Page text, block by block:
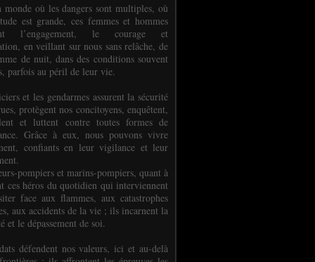
monde où les dangers sont multiples, où
est grande, ces femmes et hommes
l’engagement, le courage et
en veillant sur nous sans relâche, de
de nuit, dans des conditions souvent
parfois au péril de leur vie.
et les gendarmes assurent la sécurité
protègent nos concitoyens, enquêtent,
et luttent contre toutes formes de
Grâce à eux, nous pouvons vivre
confiants en leur vigilance et leur
pompiers et marins-pompiers, quant à
ces héros du quotidien qui interviennent
face aux flammes, aux catastrophes
aux accidents de la vie ; ils incarnent la
et le dépassement de soi.
défendent nos valeurs, ici et au-delà